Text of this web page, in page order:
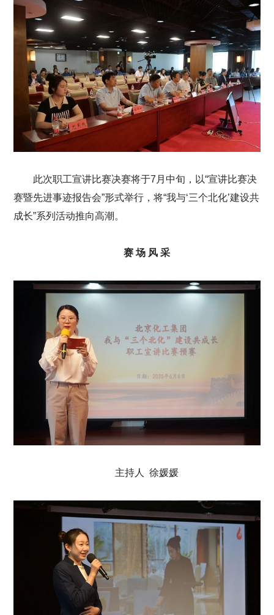
此次职工宣讲比赛决赛将于7月中旬，以“宣讲比赛决
赛暨先进事迹报告会”形式举行，将“我与‘三个北化’建设共
成长”系列活动推向高潮。
赛 场 风 采
主持人 徐媛媛